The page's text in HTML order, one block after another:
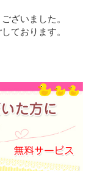
ざいました。
ております。